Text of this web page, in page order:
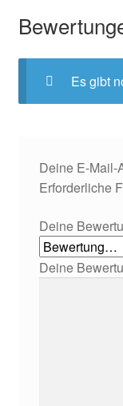
Es gibt
Deine E-Mail-
Erforderliche
Deine
Deine